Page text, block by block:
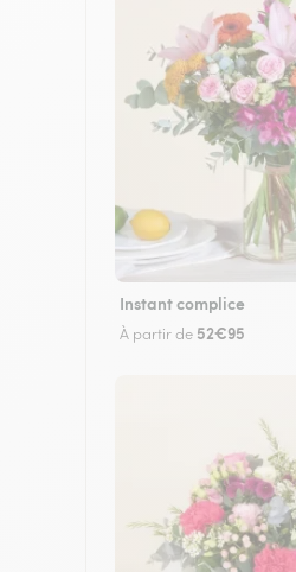
Instant complice
À partir de 52€95